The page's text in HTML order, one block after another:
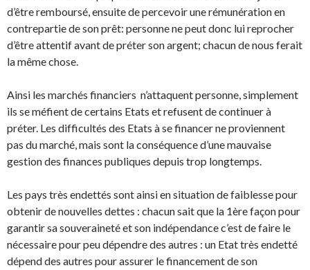
d’être remboursé, ensuite de percevoir une rémunération en
contrepartie de son prêt: personne ne peut donc lui reprocher
d’être attentif avant de préter son argent; chacun de nous ferait
la même chose.
Ainsi les marchés financiers n’attaquent personne, simplement
ils se méfient de certains Etats et refusent de continuer à
préter. Les difficultés des Etats à se financer ne proviennent
pas du marché, mais sont la conséquence d’une mauvaise
gestion des finances publiques depuis trop longtemps.
Les pays très endettés sont ainsi en situation de faiblesse pour
obtenir de nouvelles dettes : chacun sait que la 1ère façon pour
garantir sa souveraineté et son indépendance c’est de faire le
nécessaire pour peu dépendre des autres : un Etat très endetté
dépend des autres pour assurer le financement de son